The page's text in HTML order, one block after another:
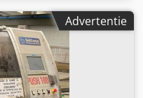
Advertentie